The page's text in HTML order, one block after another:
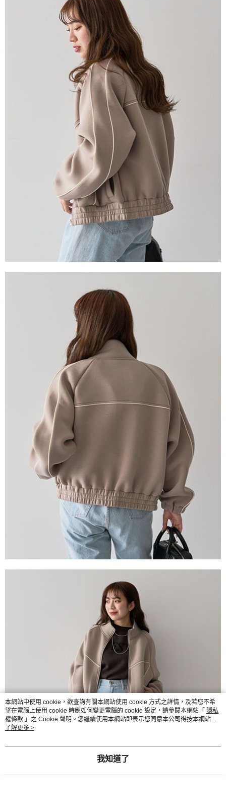
本網站中使用 cookie，欲查詢有關本網站使用 cookie 方式之詳情，及若您不希
望在電腦上使用 cookie 時應如何變更電腦的 cookie 設定，請參閱本網站「 隱私
權條款 」之 Cookie 聲明。您繼續使用本網站即表示您同意本公司得按本網站使
用條款之 Cookie 聲明使用 cookie。
了解更多 >
我知道了